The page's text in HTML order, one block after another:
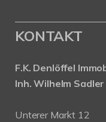
KONTAKT
F.K. Denlöffel
Inh. Wilhelm Sadler
Unterer Markt 12